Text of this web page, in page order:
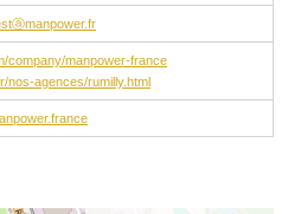
company/manpower-france
nos-agences/rumilly.html